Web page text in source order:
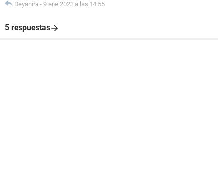
Deyanira - 9 ene 2023 a las 14:55
5 respuestas